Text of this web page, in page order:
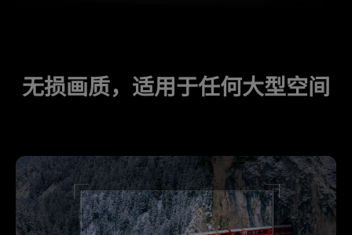
无损画质，适用于任何大型空间